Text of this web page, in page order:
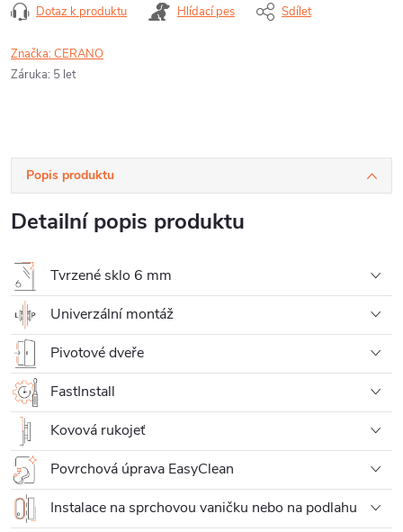
Dotaz k produktu Hlídací pes Sdílet
Značka:CERANO
Záruka: 5 let
Popis produktu
Detailní popis produktu
Tvrzené sklo 6 mm
Univerzální montáž
Pivotové dveře
FastInstall
Kovová rukojeť
Povrchová úprava EasyClean
Instalace na sprchovou vaničku nebo na podlahu